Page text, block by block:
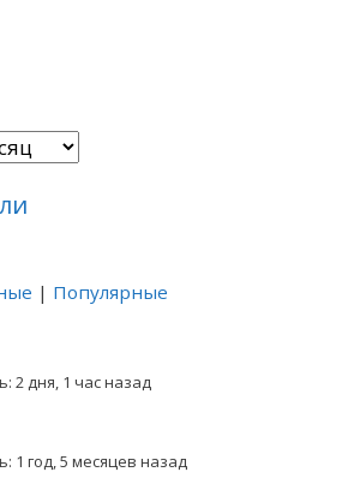
| Популярные
2 дня, 1 час назад
1 год, 5 месяцев назад